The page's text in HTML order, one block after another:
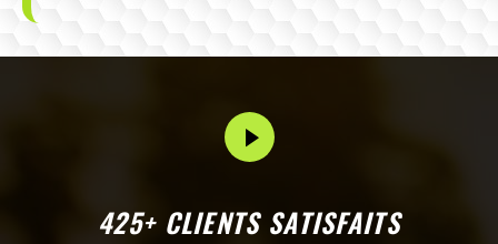
425+ CLIENTS SATISFAITS